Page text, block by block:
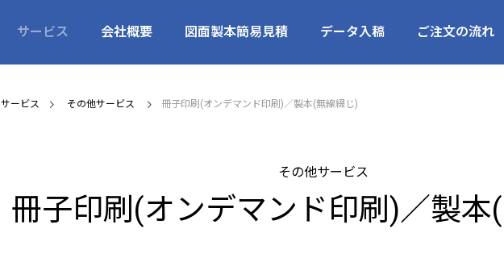
サービス 会社概要 図面製本簡易見積 データ入稿 ご注文の流れ
サービス その他サービス 冊子印刷(オンデマンド印刷)／製本(無線綴じ)
その他サービス
冊子印刷(オンデマンド印刷)／製本